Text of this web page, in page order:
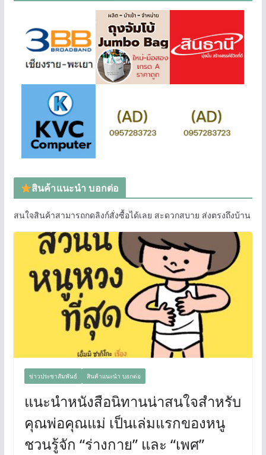
สินค้าแนะนำ บอกต่อ
สนใจสินค้าสามารถกดลิงก์สั่งซื้อได้เลย สะดวกสบาย ส่งตรงถึงบ้าน
ข่าวประชาสัมพันธ์ สินค้าแนะนำ บอกต่อ
แนะนำหนังสือนิทานน่าสนใจสำหรับ
คุณพ่อคุณแม่ เป็นเล่มแรกของหนู
ชวนรู้จัก “ร่างกาย” และ “เพศ”